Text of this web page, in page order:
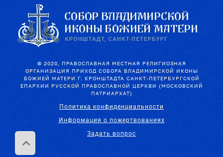
© 2020, ПРАВОСЛАВНАЯ МЕСТНАЯ РЕЛИГИОЗНАЯ
ОРГАНИЗАЦИЯ ПРИХОД СОБОРА ВЛАДИМИРСКОЙ ИКОНЫ
БОЖИЕЙ МАТЕРИ Г. КРОНШТАДТА САНКТ-ПЕТЕРБУРГСКОЙ
ЕПАРХИИ РУССКОЙ ПРАВОСЛАВНОЙ ЦЕРКВИ (МОСКОВСКИЙ
ПАТРИАРХАТ)
Политика конфиденциальности
Информация о пожертвованиях
Задать вопрос